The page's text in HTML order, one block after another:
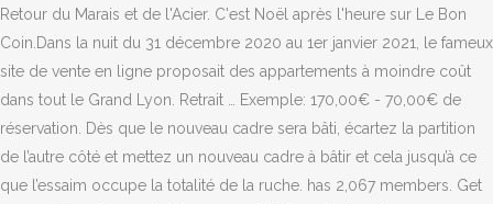
Retour du Marais et de l'Acier. C'est Noël après l'heure sur Le Bon
Coin.Dans la nuit du 31 décembre 2020 au 1er janvier 2021, le fameux
site de vente en ligne proposait des appartements à moindre coût
dans tout le Grand Lyon. Retrait … Exemple: 170,00€ - 70,00€ de
réservation. Dès que le nouveau cadre sera bâti, écartez la partition
de l’autre côté et mettez un nouveau cadre à bâtir et cela jusqu’à ce
que l’essaim occupe la totalité de la ruche. has 2,067 members. Get